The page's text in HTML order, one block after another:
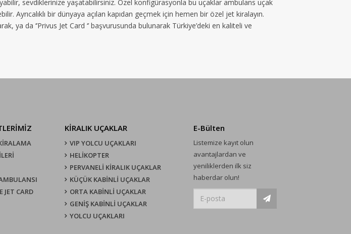
sevdiklerinize yaşatabilirsiniz. Özel konfigürasyonla bu uçaklar ambulans uçak
Ayrıcalıklı bir dünyaya açılan kapıdan geçmek için hemen bir özel jet kiralayın.
ya da ‘’Privus Jet Card ‘’ başvurusunda bulunarak Türkiye’deki en kaliteli ve
JET CARD
KIRALIK UÇAKLAR
VIP YOLCU UÇAKLARI
HELİKOPTER
PERVANELİ KİRALIK UÇAKLAR
KÜÇÜK KABİNLİ UÇAKLAR
ORTA KABİNLİ UÇAKLAR
GENİŞ KABİNLİ UÇAKLAR
YOLCU UÇAKLARI
E-Bülten
Listemize kayıt olun
avantajlardan ve
yeniliklerden ilk siz
haberdar olun!